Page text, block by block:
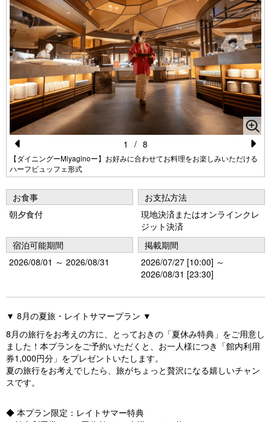
Pr
e
vi
o
s
【ダイニングーMiyaginoー】お好みに合わせてお料理をお楽しみいただける
ハーフビュッフェ形式
N
e
xt
1 / 8
お食事
朝夕食付
お支払方法
現地決済またはオンラインクレ
ジット決済
宿泊可能期間
2026/08/01 ～ 2026/08/31
掲載期間
2026/07/27 [10:00] ～
2026/08/31 [23:30]
▼ 8月の夏旅・レイトサマープラン ▼
8月の旅行をお考えの方に、とっておきの「夏休み特典」をご用意し
ました！本プランをご予約いただくと、お一人様につき「館内利用
券1,000円分」をプレゼントいたします。
夏の旅行をお考えでしたら、旅がちょっと贅沢になる嬉しいチャン
スです。
◆ 本プラン限定：レイトサマー特典